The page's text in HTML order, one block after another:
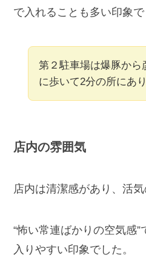
で入れることも多い印象で
第２駐車場は爆豚から
に歩いて2分の所にあり
店内の雰囲気
店内は清潔感があり、活気
“怖い常連ばかりの空気感
入りやすい印象でした。